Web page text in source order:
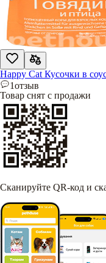
Happy Cat Кусочки в
1отзыв
Товар снят с продажи
Сканируйте QR-код и